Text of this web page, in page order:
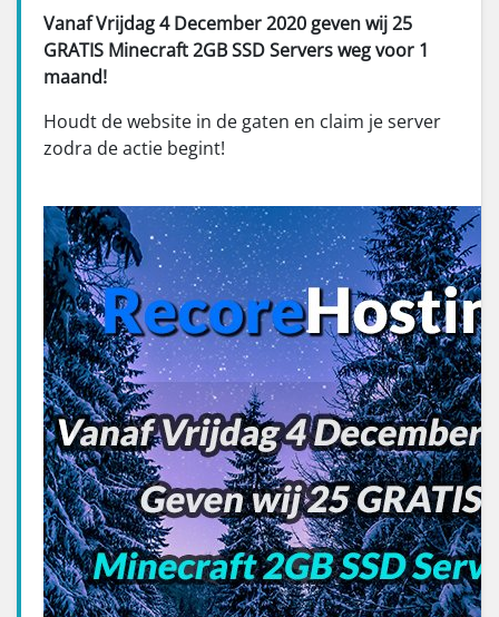
Vanaf Vrijdag 4 December 2020 geven wij 25
GRATIS Minecraft 2GB SSD Servers weg voor 1
maand!
Houdt de website in de gaten en claim je server
zodra de actie begint!